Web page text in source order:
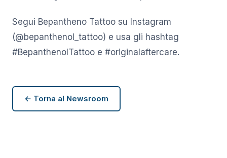
Segui Bepantheno Tattoo su Instagram
(@bepanthenol_tattoo) e usa gli hashtag
#BepanthenolTattoo e #originalaftercare.
← Torna al Newsroom